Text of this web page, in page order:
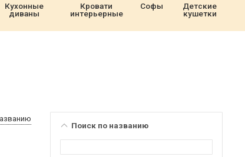
Кухонные
диваны
Кровати
интерьерные
Софы
Детские
кушетки
Поиск по названию